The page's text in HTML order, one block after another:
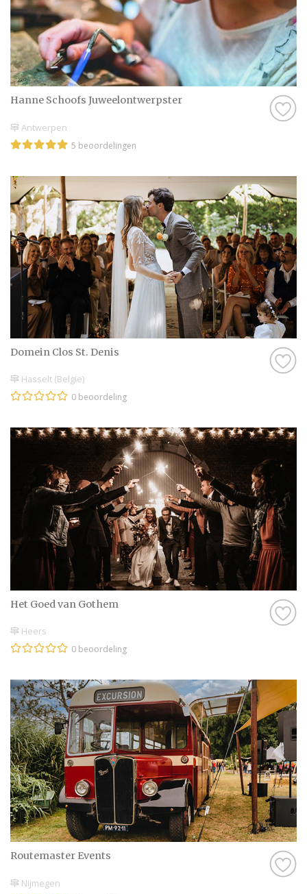
Hanne Schoofs Juweelontwerpster
Antwerpen
5 beoordelingen
Domein Clos St. Denis
Hasselt (België)
0 beoordeling
Het Goed van Gothem
Heers
0 beoordeling
Routemaster Events
Nijmegen